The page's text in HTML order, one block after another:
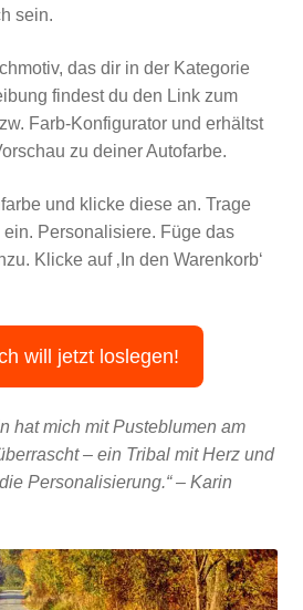
sein.
das dir in der Kategorie
findest du den Link zum
Farb-Konfigurator und erhältst
zu deiner Autofarbe.
und klicke diese an. Trage
Personalisiere. Füge das
Klicke auf ‚In den Warenkorb‘
will jetzt loslegen!
hat mich mit Pusteblumen am
– ein Tribal mit Herz und
Personalisierung.“ – Karin